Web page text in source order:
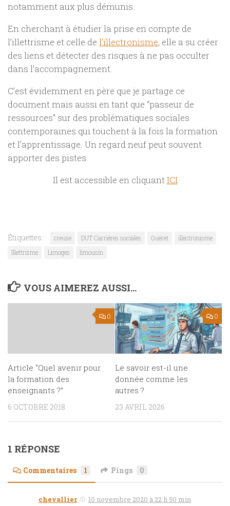
notamment aux plus démunis.
En cherchant à étudier la prise en compte de
l’illettrisme et celle de l’illectronisme, elle a su créer
des liens et détecter des risques à ne pas occulter
dans l’accompagnement.
C’est évidemment en père que je partage ce
document mais aussi en tant que “passeur de
ressources” sur des problématiques sociales
contemporaines qui touchent à la fois la formation
et l’apprentissage. Un regard neuf peut souvent
apporter des pistes.
Il est accessible en cliquant ICI
Étiquettes : creuse DUT Carrières sociales Guéret
illectronisme
Illettrisme
Limoges limousin
VOUS AIMEREZ AUSSI...
0
Article “Quel avenir pour
la formation des
enseignants ?”
6 OCTOBRE 2018
0
Le savoir est-il une
donnée comme les
autres ?
23 AVRIL 2026
1 RÉPONSE
Commentaires 1 Pings 0
chevallier 10 novembre 2020 à 22 h 50 min